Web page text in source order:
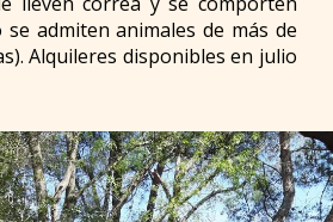
admiten animales de más de
Alquileres disponibles en julio